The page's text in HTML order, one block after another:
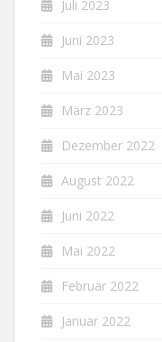
Juli 2023
Juni 2023
Mai 2023
März 2023
Dezember 2022
August 2022
Juni 2022
Mai 2022
Februar 2022
Januar 2022